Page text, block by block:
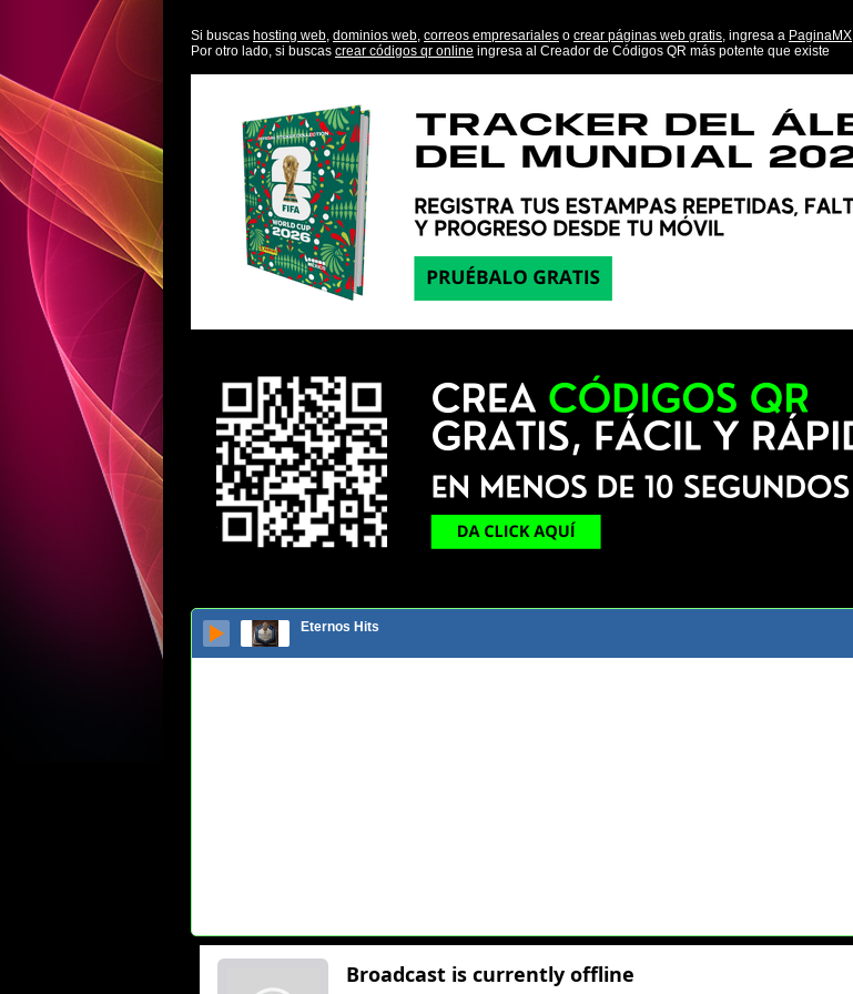
Si buscas hosting web, dominios web, correos empresariales o crear páginas web gratis, ingresa a PaginaMX
Por otro lado, si buscas crear códigos qr online ingresa al Creador de Códigos QR más potente que existe
Eternos Hits